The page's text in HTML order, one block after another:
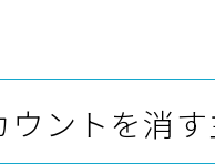
ントを消